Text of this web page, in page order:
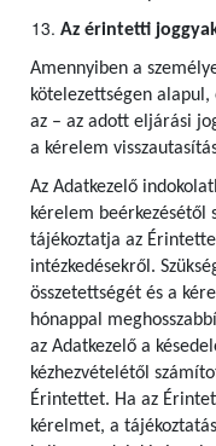
Az érintetti
Amennyiben a
kötelezettségen
az – az adott eljárási
a kérelem
Az Adatkezelő
kérelem beérkezésétől
tájékoztatja az
intézkedésekről.
összetettségét és a
hónappal
az Adatkezelő a
kézhezvételétől
Érintettet. Ha az
kérelmet, a